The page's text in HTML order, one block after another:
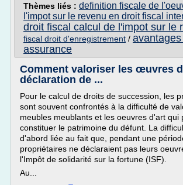
Thèmes liés : definition fiscale de
l'impot sur le revenu en droit fiscal
droit fiscal calcul de l'impot sur le
fiscal droit d'enregistrement / avantages
assurance
Comment valoriser les œuvres
déclaration de ...
Pour le calcul de droits de succession, les
sont souvent confrontés à la difficulté de
meubles meublants et les oeuvres d'art qui
constituer le patrimoine du défunt. La
d'abord liée au fait que, pendant une
propriétaires ne déclaraient pas leurs
l'Impôt de solidarité sur la fortune (ISF).
Au...